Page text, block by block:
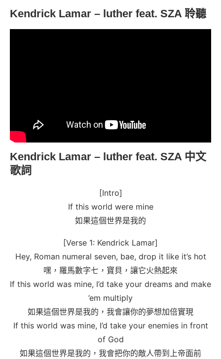
Kendrick Lamar – luther feat. SZA 聆聽
Kendrick Lamar – luther feat. SZA 中文
歌詞
[Intro]
If this world were mine
如果這個世界是我的
[Verse 1: Kendrick Lamar]
Hey, Roman numeral seven, bae, drop it like it’s hot
嘿，羅馬數字七，寶貝，讓它火熱起來
If this world was mine, I’d take your dreams and make
’em multiply
如果這個世界是我的，我會讓你的夢想加倍實現
If this world was mine, I’d take your enemies in front
of God
如果這個世界是我的，我會把你的敵人帶到上帝面前